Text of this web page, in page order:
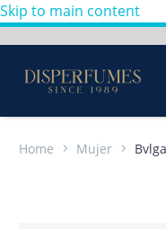
Skip to main content
Home Mujer